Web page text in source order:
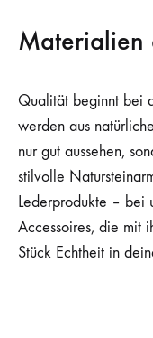
Materialien
Qualität beginnt bei
werden aus
nur gut aussehen,
stilvolle
Lederprodukte – bei
Accessoires, die mit
Stück Echtheit in